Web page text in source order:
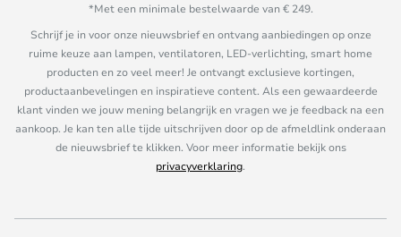
*Met een minimale bestelwaarde van € 249.
Schrijf je in voor onze nieuwsbrief en ontvang aanbiedingen op onze
ruime keuze aan lampen, ventilatoren, LED-verlichting, smart home
producten en zo veel meer! Je ontvangt exclusieve kortingen,
productaanbevelingen en inspiratieve content. Als een gewaardeerde
klant vinden we jouw mening belangrijk en vragen we je feedback na een
aankoop. Je kan ten alle tijde uitschrijven door op de afmeldlink onderaan
de nieuwsbrief te klikken. Voor meer informatie bekijk ons
privacyverklaring.